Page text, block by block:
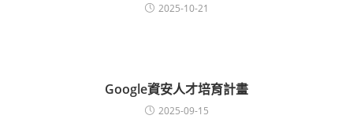
2025-10-21
Google資安人才培育計畫
2025-09-15